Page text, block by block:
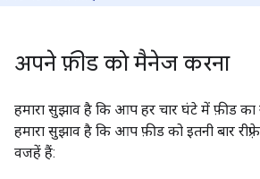
अपने फ़ीड को मैनेज करना
हमारा सुझाव है कि आप हर चार घंटे में फ़ीड का
हमारा सुझाव है कि आप फ़ीड को इतनी बार
वजहें हैं: